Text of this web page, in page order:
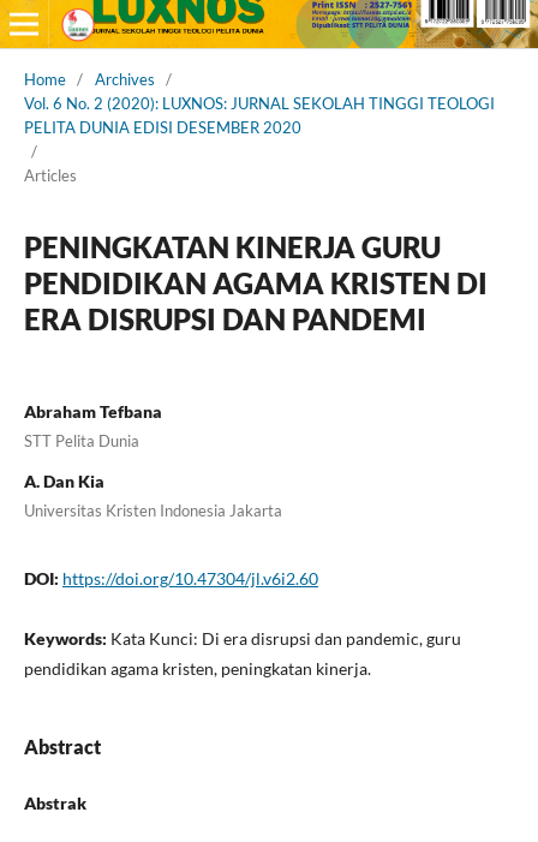
Home / Archives
/
Vol. 6 No. 2 (2020): LUXNOS: JURNAL SEKOLAH TINGGI TEOLOGI
PELITA DUNIA EDISI DESEMBER 2020
/
Articles
PENINGKATAN KINERJA GURU
PENDIDIKAN AGAMA KRISTEN DI
ERA DISRUPSI DAN PANDEMI
Abraham Tefbana
STT Pelita Dunia
A. Dan Kia
Universitas Kristen Indonesia Jakarta
DOI: https://doi.org/10.47304/jl.v6i2.60
Keywords: Kata Kunci: Di era disrupsi dan pandemic, guru
pendidikan agama kristen, peningkatan kinerja.
Abstract
Abstrak